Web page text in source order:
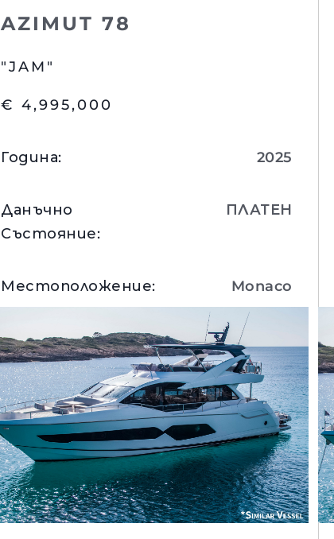
AZIMUT 78
"JAM"
€ 4,995,000
Година: 2025
Данъчно
Състояние:
ПЛАТЕН
Местоположение: Monaco
Вижте Детайли